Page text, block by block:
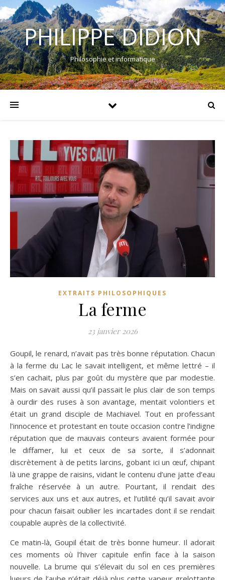
PHILIPPE DIDION
Philosophie et informatique
EXTRAITS PHILOSOPHIQUES
La ferme
23 janvier 2026
Goupil, le renard, n’avait pas très bonne réputation. Chacun
à la ferme du Lac le savait intelligent, et même lettré – il
s’en cachait, plus par goût du mystère que par modestie.
Mais on savait aussi qu’il passait le plus clair de son temps
à ourdir des ruses à son avantage, mentait volontiers et
était un grand disciple de Machiavel. Tout en professant
l’innocence et protestant en toute occasion contre l’indigne
réputation que de mauvais conteurs avaient formée pour
le diffamer, lui et ceux de sa sorte, il s’adonnait
discrètement à de petits larcins, gobant ici un œuf, chipant
là une grappe de raisins, vidant le contenu d’une jatte d’eau
fraîche réservée à un autre. Pourtant, il rendait des
services aux uns et aux autres, et l’utilité qu’il savait avoir
pour chacun faisait oublier les incartades dont il se rendait
coupable auprès de la collectivité.
Ce matin-là, Goupil était de très bonne humeur. Il adorait
ces moments où l’hiver capitule enfin face à la saison
nouvelle. La brume qui s’élevait du sol en ces premières